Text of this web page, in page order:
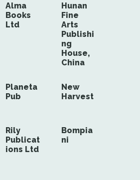
Alma
Books
Ltd
Hunan
Fine
Arts
Publishi
ng
House,
China
Planeta
Pub
New
Harvest
Rily
Publicat
ions Ltd
Bompia
ni